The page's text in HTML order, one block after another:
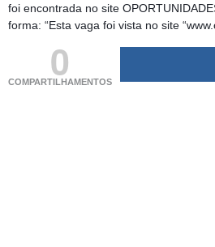
foi encontrada no site
forma: “Esta vaga foi vista no site
0
COMPARTILHAMENTOS